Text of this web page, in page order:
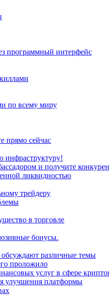
программный интерфейс
по всему миру
прямо сейчас
инфраструктуру!
и получите
ликвидностью
трейдеру
в торговле
бонусы.
обсуждают различные темы
проложило
услуг в сфере
улучшения платформы